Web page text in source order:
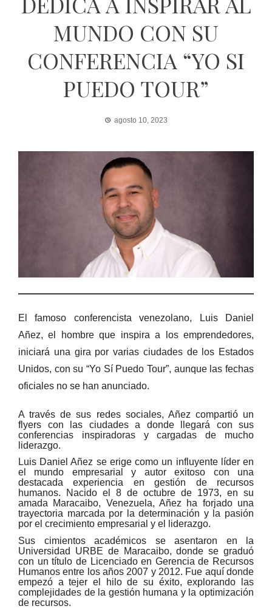
MUNDO CON SU
CONFERENCIA “YO SI
PUEDO TOUR”
agosto 10, 2023
El famoso conferencista venezolano, Luis Daniel
Añez, el hombre que inspira a los emprendedores,
iniciará una gira por varias ciudades de los Estados
Unidos, con su “Yo Sí Puedo Tour”, aunque las fechas
oficiales no se han anunciado.
A través de sus redes sociales, Añez compartió un
flyers con las ciudades a donde llegará con sus
conferencias inspiradoras y cargadas de mucho
liderazgo.
Luis Daniel Añez se erige como un influyente líder en
el mundo empresarial y autor exitoso con una
destacada experiencia en gestión de recursos
humanos. Nacido el 8 de octubre de 1973, en su
amada Maracaibo, Venezuela, Añez ha forjado una
trayectoria marcada por la determinación y la pasión
por el crecimiento empresarial y el liderazgo.
Sus cimientos académicos se asentaron en la
Universidad URBE de Maracaibo, donde se graduó
con un título de Licenciado en Gerencia de Recursos
Humanos entre los años 2007 y 2012. Fue aquí donde
empezó a tejer el hilo de su éxito, explorando las
complejidades de la gestión humana y la optimización
de recursos.